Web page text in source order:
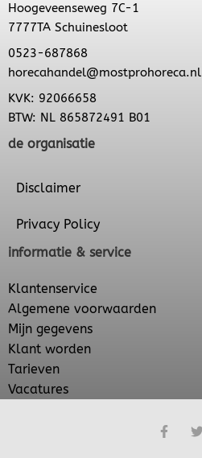
Hoogeveenseweg 7C-1
7777TA Schuinesloot
0523-687868
horecahandel@mostprohoreca.nl
KVK: 92066658
BTW: NL 865872491 B01
de organisatie
Disclaimer
Privacy Policy
informatie & service
Klantenservice
Algemene voorwaarden
Mijn gegevens
Klant worden
Tarieven
Vacatures